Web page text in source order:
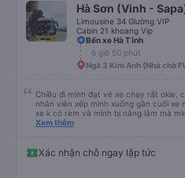
Hà Sơn (Vinh -
Limousine 34 Giường VIP
Cabin 21 khoang Vip
Bến xe Hà Tĩnh
6 giờ 50 phút
Ngã 3 Kim Anh (Nhà chờ
Chiều đi mình đạt vé xe chạy rất okie,
nhân viên xếp mình xuống gần cuối
xe k có rèm và mình bị nắng lắm mà
chỗ. Đến Hà Nội mình chuyển sang xe
Xem thêm
Xác nhận chỗ ngay lập tức